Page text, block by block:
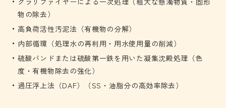
物の除去）
高負荷活性汚泥法（有機物の分解）
内部循環（処理水の再利用・用水使用量の削減）
硫酸バンドまたは硫酸第一鉄を用いた凝集沈殿処理（色
度・有機物除去の強化）
過圧浮上法（DAF）（SS・油脂分の高効率除去）